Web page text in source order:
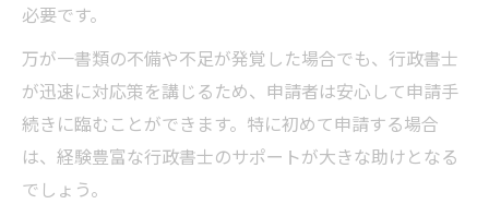
必要です。
万が一書類の不備や不足が発覚した場合でも、行政書士
が迅速に対応策を講じるため、申請者は安心して申請手
続きに臨むことができます。特に初めて申請する場合
は、経験豊富な行政書士のサポートが大きな助けとなる
でしょう。